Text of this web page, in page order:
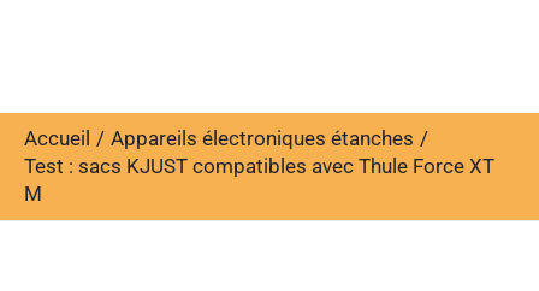
Accueil
Appareils électroniques étanches
Test : sacs KJUST compatibles avec Thule Force XT
M